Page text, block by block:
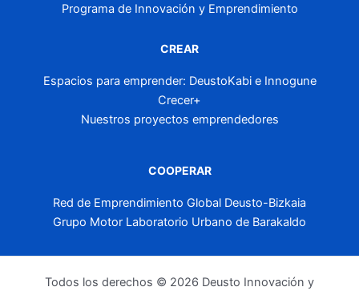
Programa de Innovación y Emprendimiento
CREAR
Espacios para emprender: DeustoKabi e Innogune
Crecer+
Nuestros proyectos emprendedores
COOPERAR
Red de Emprendimiento Global Deusto-Bizkaia
Grupo Motor Laboratorio Urbano de Barakaldo
Todos los derechos © 2026 Deusto Innovación y